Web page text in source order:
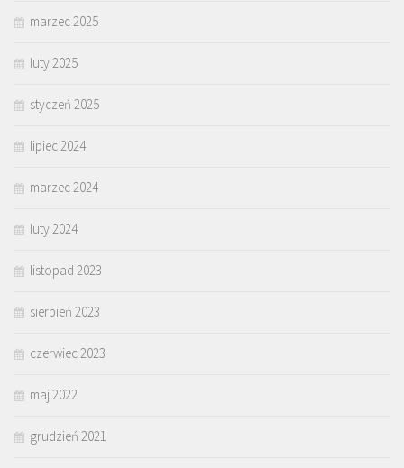
marzec 2025
luty 2025
styczeń 2025
lipiec 2024
marzec 2024
luty 2024
listopad 2023
sierpień 2023
czerwiec 2023
maj 2022
grudzień 2021